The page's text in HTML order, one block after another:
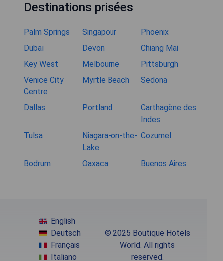
Destinations prisées
Palm Springs Singapour
Phoenix
Dubaï
Devon
Chiang Mai
Key West
Melbourne
Pittsburgh
Venice City
Centre
Myrtle Beach Sedona
Dallas Portland
Carthagène des
Indes
Tulsa
Niagara-on-the-
Lake
Cozumel
Bodrum Oaxaca Buenos Aires
English
Deutsch
Français
Italiano
© 2025 Boutique Hotels
World. All rights
reserved.